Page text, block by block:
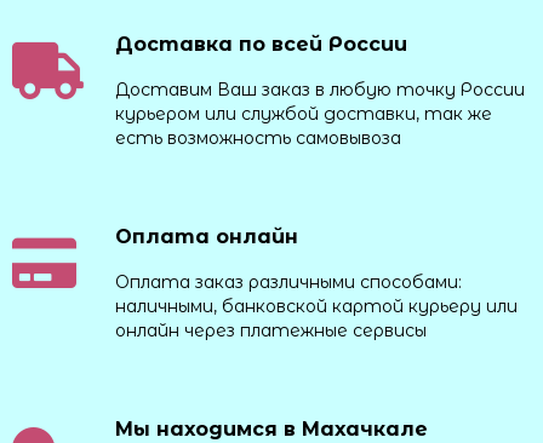
Доставка по всей России
Доставим Ваш заказ в любую точку России
курьером или службой доставки, так же
есть возможность самовывоза
Оплата онлайн
Оплата заказ различными способами:
наличными, банковской картой курьеру или
онлайн через платежные сервисы
Мы находимся в Махачкале